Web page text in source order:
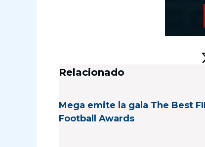
Relacionado
Mega emite la gala The Best
Football Awards